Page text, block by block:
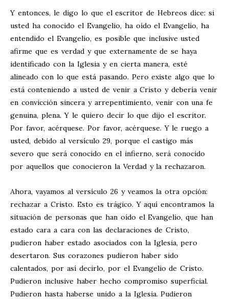
Y entonces, le digo lo que el escritor de Hebreos dice: si
usted ha conocido el Evangelio, ha oído el Evangelio, ha
entendido el Evangelio, es posible que inclusive usted
afirme que es verdad y que externamente de se haya
identificado con la Iglesia y en cierta manera, esté
alineado con lo que está pasando. Pero existe algo que lo
está conteniendo a usted de venir a Cristo y debería venir
en convicción sincera y arrepentimiento, venir con una fe
genuina, plena. Y le quiero decir lo que dijo el escritor.
Por favor, acérquese. Por favor, acérquese. Y le ruego a
usted, debido al versículo 29, porque el castigo más
severo que será conocido en el infierno, será conocido
por aquellos que conocieron la Verdad y la rechazaron.
Ahora, vayamos al versículo 26 y veamos la otra opción:
rechazar a Cristo. Esto es trágico. Y aquí encontramos la
situación de personas que han oído el Evangelio, que han
estado cara a cara con las declaraciones de Cristo,
pudieron haber estado asociados con la Iglesia, pero
desertaron. Sus corazones pudieron haber sido
calentados, por así decirlo, por el Evangelio de Cristo.
Pudieron inclusive haber hecho compromiso superficial.
Pudieron hasta haberse unido a la Iglesia. Pudieron